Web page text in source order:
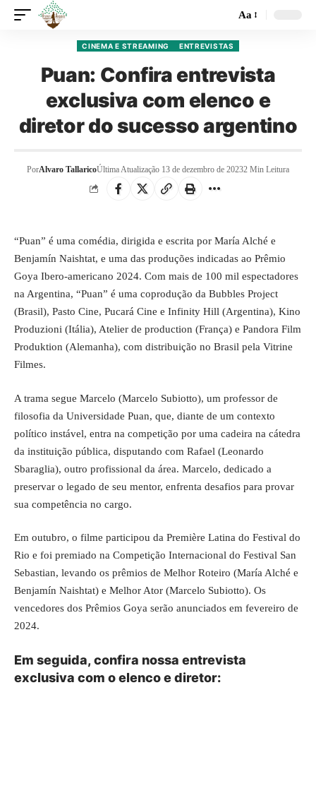
Aa
CINEMA E STREAMING ENTREVISTAS
Puan: Confira entrevista
exclusiva com elenco e
diretor do sucesso argentino
PorAlvaro TallaricoÚltima Atualização 13 de dezembro de 20232 Min Leitura
“Puan” é uma comédia, dirigida e escrita por María Alché e
Benjamín Naishtat, e uma das produções indicadas ao Prêmio
Goya Ibero-americano 2024. Com mais de 100 mil espectadores
na Argentina, “Puan” é uma coprodução da Bubbles Project
(Brasil), Pasto Cine, Pucará Cine e Infinity Hill (Argentina), Kino
Produzioni (Itália), Atelier de production (França) e Pandora Film
Produktion (Alemanha), com distribuição no Brasil pela Vitrine
Filmes.
A trama segue Marcelo (Marcelo Subiotto), um professor de
filosofia da Universidade Puan, que, diante de um contexto
político instável, entra na competição por uma cadeira na cátedra
da instituição pública, disputando com Rafael (Leonardo
Sbaraglia), outro profissional da área. Marcelo, dedicado a
preservar o legado de seu mentor, enfrenta desafios para provar
sua competência no cargo.
Em outubro, o filme participou da Première Latina do Festival do
Rio e foi premiado na Competição Internacional do Festival San
Sebastian, levando os prêmios de Melhor Roteiro (María Alché e
Benjamín Naishtat) e Melhor Ator (Marcelo Subiotto). Os
vencedores dos Prêmios Goya serão anunciados em fevereiro de
2024.
Em seguida, confira nossa entrevista
exclusiva com o elenco e diretor: